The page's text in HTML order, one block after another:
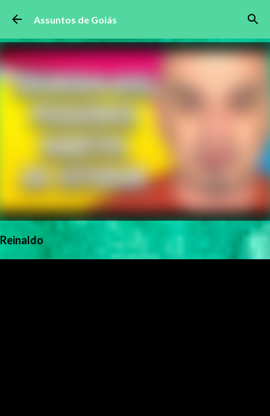
Pular para o conteúdo principal
Assuntos de Goiás
Reinaldo